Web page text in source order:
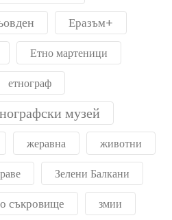
Еразъм+
Етно мартеници
етнограф
музей
жеравна животни
Зелени Балкани
съкровище змии